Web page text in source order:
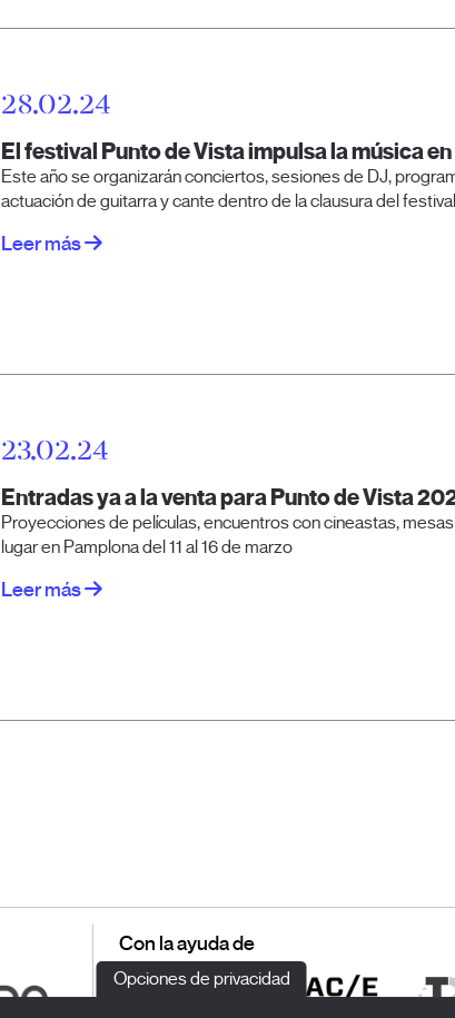
28.02.24
El festival Punto de Vista impulsa la música
Este año se organizarán conciertos, sesiones de DJ,
actuación de guitarra y cante dentro de la clausura del festival
Leer más
23.02.24
Entradas ya a la venta para Punto de Vista
Proyecciones de películas, encuentros con cineastas,
lugar en Pamplona del 11 al 16 de marzo
Leer más
Con la ayuda de
Opciones de privacidad